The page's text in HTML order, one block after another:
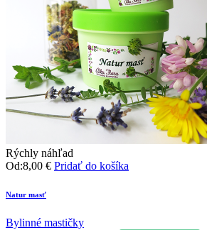
Rýchly náhľad
Od:8,00 € Pridať do košíka
Natur masť
Bylinné mastičky